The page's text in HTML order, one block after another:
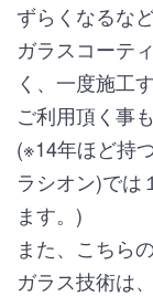
ずらくなるな
ガラスコーテ
く、一度施工
ご利用頂く事
(※14年ほど持
ラシオン)では
ます。)
また、こちら
ガラス技術は